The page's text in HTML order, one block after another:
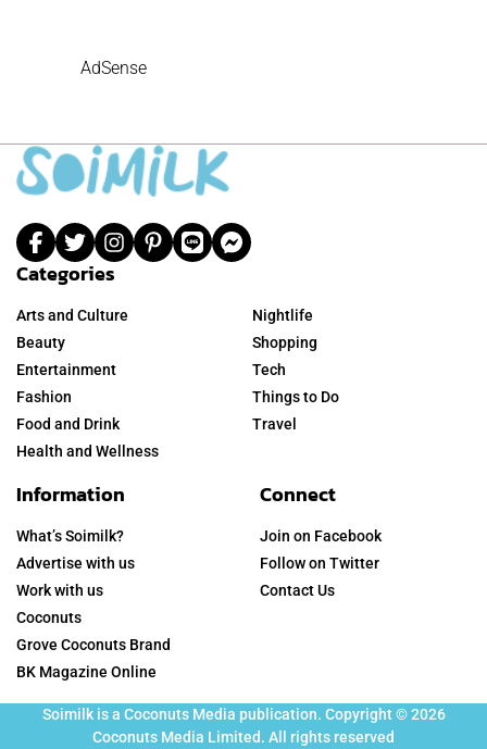
AdSense
Categories
Arts and Culture
Beauty
Entertainment
Fashion
Food and Drink
Health and Wellness
Nightlife
Shopping
Tech
Things to Do
Travel
Information
What’s Soimilk?
Advertise with us
Work with us
Coconuts
Grove Coconuts Brand
BK Magazine Online
Connect
Join on Facebook
Follow on Twitter
Contact Us
Soimilk is a Coconuts Media publication. Copyright © 2026
Coconuts Media Limited. All rights reserved